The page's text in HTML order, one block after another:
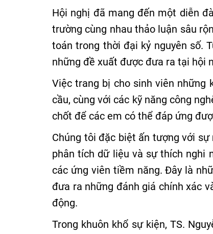
Hội nghị đã mang đến một diễn
trường cùng nhau thảo luận sâu
toán trong thời đại kỷ nguyên số.
những đề xuất được đưa ra tại hội
Việc trang bị cho sinh viên những
cầu, cùng với các kỹ năng công
chốt để các em có thể đáp ứng
Chúng tôi đặc biệt ấn tượng với
phân tích dữ liệu và sự thích nghi
các ứng viên tiềm năng. Đây là
đưa ra những đánh giá chính xác
động.
Trong khuôn khổ sự kiện, TS.